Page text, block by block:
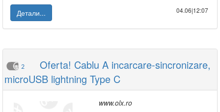
Детали...
04.06|12:07
2
Oferta! Cablu A incarcare-sincronizare,
microUSB lightning Type C
www.olx.ro